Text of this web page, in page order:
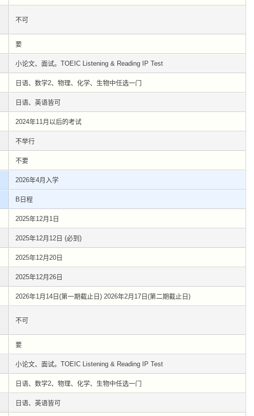
不可
要
小论文、面试。TOEIC Listening & Reading IP Test
日语、数学2、物理、化学、生物中任选一门
日语、英语皆可
2024年11月以后的考试
不举行
不要
2026年4月入学
B日程
2025年12月1日
2025年12月12日 (必到)
2025年12月20日
2025年12月26日
2026年1月14日(第一期截止日) 2026年2月17日(第二期截止日)
不可
要
小论文、面试。TOEIC Listening & Reading IP Test
日语、数学2、物理、化学、生物中任选一门
日语、英语皆可